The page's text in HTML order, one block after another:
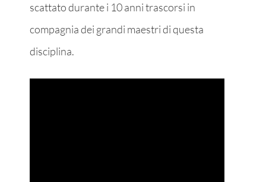
scattato durante i 10 anni trascorsi in
compagnia dei grandi maestri di questa
disciplina.